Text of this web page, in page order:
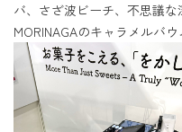
バ、さざ波ビーチ、不思議
MORINAGAのキャラメルバ